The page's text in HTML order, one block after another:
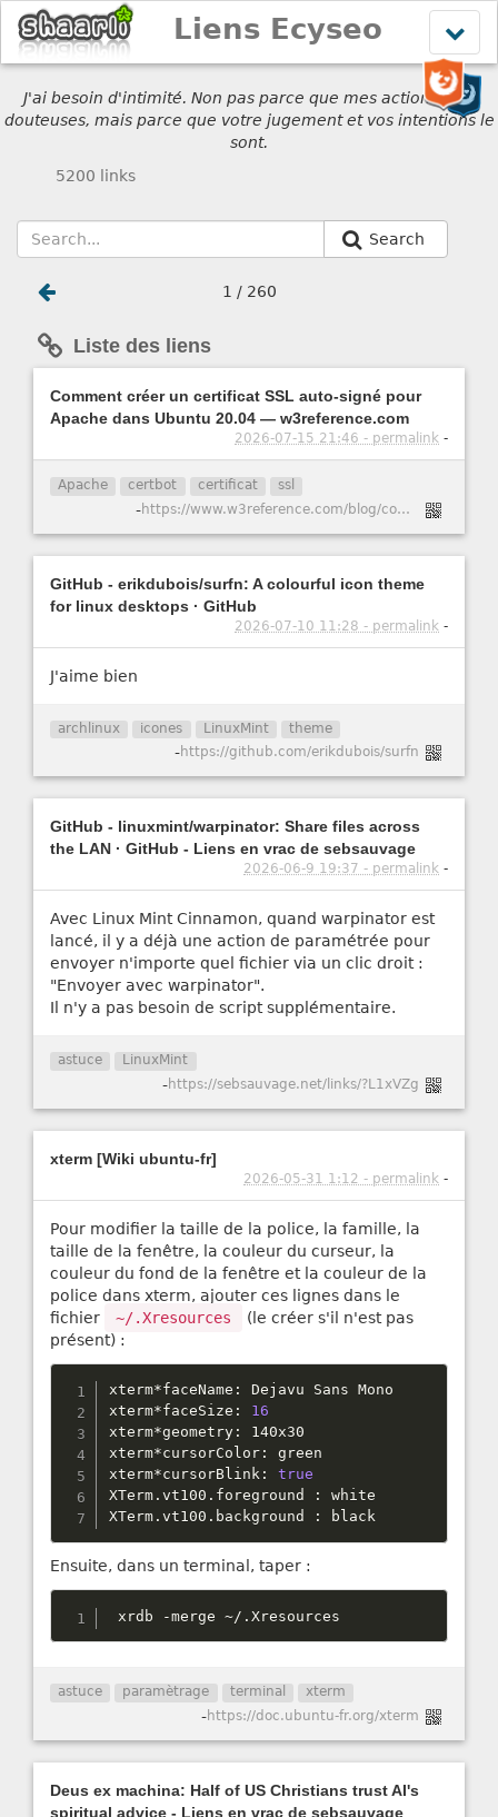
le
menu
Liens Ecyseo
J'ai besoin d'intimité. Non pas parce que mes actions sont
douteuses, mais parce que votre jugement et vos intentions le
sont.
5200 links
Search
1 / 260
Liste des liens
Comment créer un certificat SSL auto-signé pour
Apache dans Ubuntu 20.04 — w3reference.com
2026-07-15 21:46 - permalink -
Apache certbot certificat ssl
- https://www.w3reference.com/blog/comment-cr-er-un-certificat-ssl-auto-sign-pour-apache-dans-ubuntu-20-04/
GitHub - erikdubois/surfn: A colourful icon theme
for linux desktops · GitHub
2026-07-10 11:28 - permalink -
J'aime bien
archlinux icones LinuxMint theme
-https://github.com/erikdubois/surfn
GitHub - linuxmint/warpinator: Share files across
the LAN · GitHub - Liens en vrac de sebsauvage
2026-06-9 19:37 - permalink -
Avec Linux Mint Cinnamon, quand warpinator est
lancé, il y a déjà une action de paramétrée pour
envoyer n'importe quel fichier via un clic droit :
"Envoyer avec warpinator".
Il n'y a pas besoin de script supplémentaire.
astuce LinuxMint
-https://sebsauvage.net/links/?L1xVZg
xterm [Wiki ubuntu-fr]
2026-05-31 1:12 - permalink -
Pour modifier la taille de la police, la famille, la
taille de la fenêtre, la couleur du curseur, la
couleur du fond de la fenêtre et la couleur de la
police dans xterm, ajouter ces lignes dans le
fichier
~/.Xresources
(le créer s'il n'est pas
présent) :
xterm*faceName :
Dejavu Sans Mono
xterm*faceSize :
16
xterm*geometry :
140x30
xterm*cursorColor :
green
xterm*cursorBlink :
true
XTerm .vt100 . foreground :
white
XTerm .vt100 . background : black
Ensuite, dans un terminal, taper :
xrdb -merge ~/ .Xresources
astuce paramètrage terminal xterm
-https://doc.ubuntu-fr.org/xterm
Deus ex machina: Half of US Christians trust AI's
spiritual advice - Liens en vrac de sebsauvage